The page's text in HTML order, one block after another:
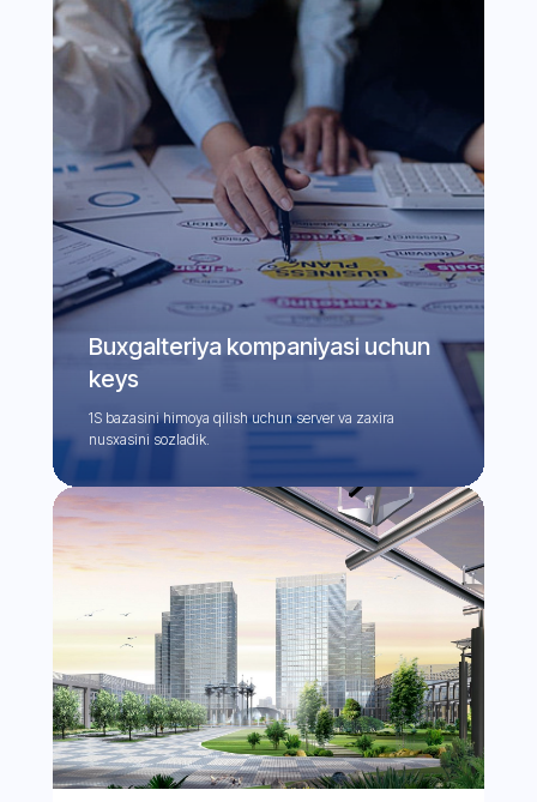
Buxgalteriya kompaniyasi uchun
keys
1S bazasini himoya qilish uchun server va zaxira
nusxasini sozladik.